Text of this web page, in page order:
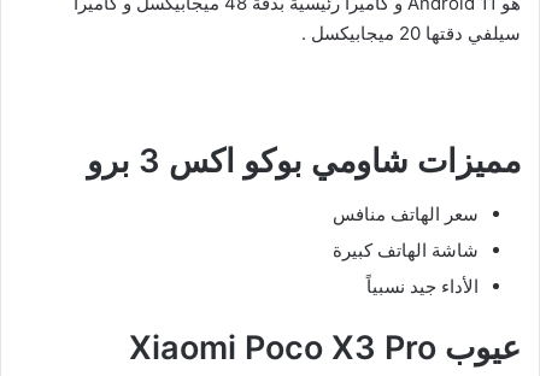
سيلفي دقتها 20 ميجابيكسل .
مميزات شاومي بوكو اكس 3 برو
سعر الهاتف منافس
شاشة الهاتف كبيرة
الأداء جيد نسبياً
عيوب Xiaomi Poco X3 Pro